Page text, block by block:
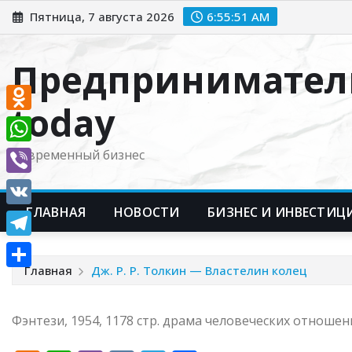
Перейти
к
Пятница, 7 августа 2026 6:55:52 AM
today
Современный бизнес
ГЛАВНАЯ НОВОСТИ БИЗНЕС И
Главная Дж. Р. Р. Толкин — Властелин колец
Фэнтези, 1954, 1178 стр. драма человеческих
Odnoklassniki
WhatsApp
Viber
VK
Telegram
Отправить